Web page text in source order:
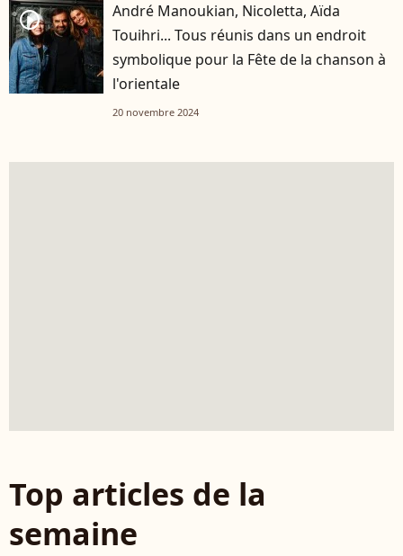
player2
André Manoukian, Nicoletta, Aïda
Touihri... Tous réunis dans un endroit
symbolique pour la Fête de la chanson à
l'orientale
20 novembre 2024
Top articles de la
semaine